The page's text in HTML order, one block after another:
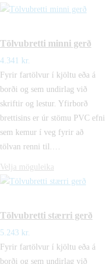
Tölvubretti minni gerð
4.341
kr.
Fyrir fartölvur í kjöltu eða á
borði og sem undirlag við
skriftir og lestur. Yfirborð
brettisins er úr stömu PVC efni
sem kemur í veg fyrir að
tölvan renni til.…
Velja möguleika
Tölvubretti stærri gerð
5.243 kr.
Fyrir fartölvur í kjöltu eða á
borði og sem undirlag við